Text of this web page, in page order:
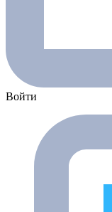
Войти